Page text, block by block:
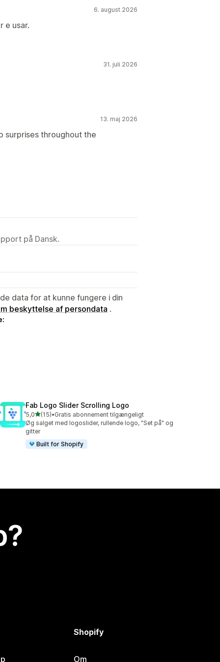
6. august 2026
e usar.
31. juli 2026
13. maj 2026
surprises throughout the
på Dansk.
data for at kunne fungere i din
beskyttelse af persondata .
Fab Logo Slider Scrolling Logo
5,0ud af 5 stjerner
(15)
15 anmeldelser i alt
•Gratis abonnement tilgængeligt
Øg salget med logoslider, rullende logo, "Set på" og
gitter
Built for Shopify
Shopify
Om